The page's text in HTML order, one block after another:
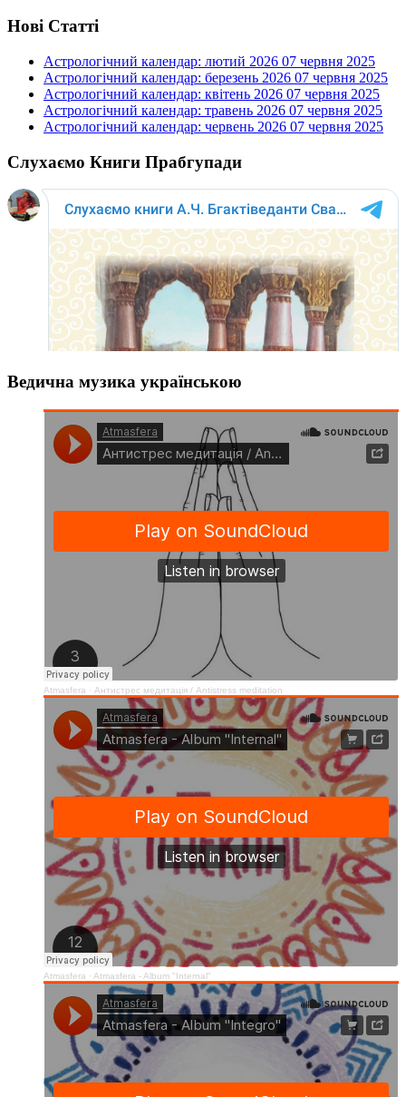
Нові Статті
Астрологічний календар: лютий 2026 07 червня 2025
Астрологічний календар: березень 2026 07 червня 2025
Астрологічний календар: квітень 2026 07 червня 2025
Астрологічний календар: травень 2026 07 червня 2025
Астрологічний календар: червень 2026 07 червня 2025
Слухаємо Книги Прабгупади
Ведична музика українською
Atmasfera · Антистрес медитація / Аntistress meditation
Atmasfera · Atmasfera - Album "Internal"